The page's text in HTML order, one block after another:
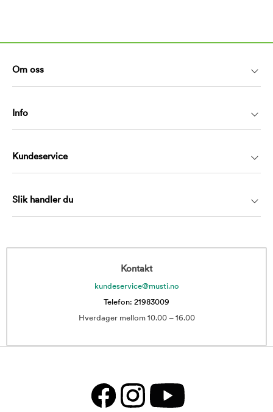
Om oss
Info
Kundeservice
Slik handler du
Kontakt
kundeservice@musti.no
Telefon: 21983009
Hverdager mellom 10.00 – 16.00